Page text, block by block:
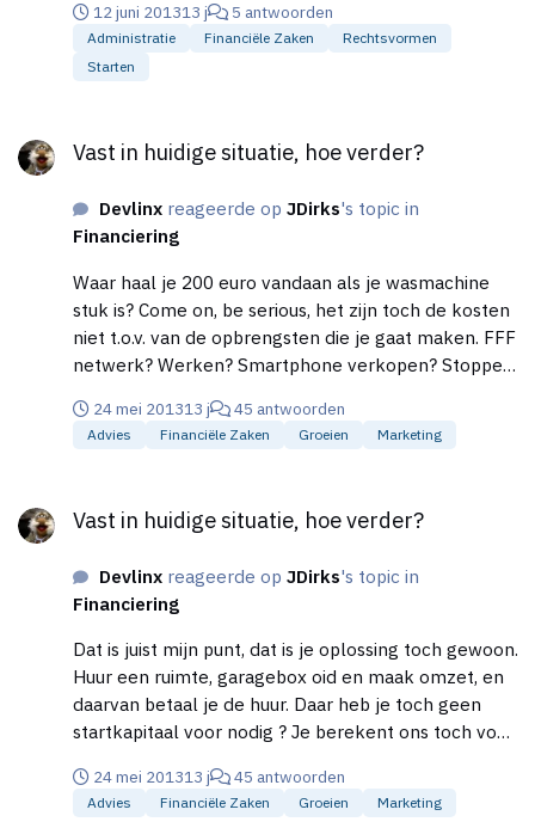
12 juni 201313 j 5 antwoorden
Administratie Financiële Zaken
Rechtsvormen
Starten
Vast in huidige situatie, hoe verder?
Devlinx reageerde opJDirks's topic in
Financiering
Waar haal je 200 euro vandaan als je wasmachine
stuk is? Come on, be serious, het zijn toch de kosten
niet t.o.v. van de opbrengsten die je gaat maken. FFF
netwerk? Werken? Smartphone verkopen? Stoppen
ondernemen dus je zult er zelf iets voor moeten
doen of laten. Ik zie niet in waarom je niet gewoon
24 mei 201313 j 45 antwoorden
Advies Financiële Zaken Groeien Marketing
Vast in huidige situatie, hoe verder?
Devlinx reageerde opJDirks's topic in
Financiering
Dat is juist mijn punt, dat is je oplossing toch gewoon.
Huur een ruimte, garagebox oid en maak omzet, en
daarvan betaal je de huur. Daar heb je toch geen
startkapitaal voor nodig ? Je berekent ons toch voor
probleem is dan moet je daar ook de oplossing
zoeken. En als je een bedrijfsruimte neemt heb je
24 mei 201313 j 45 antwoorden
Advies Financiële Zaken Groeien Marketing